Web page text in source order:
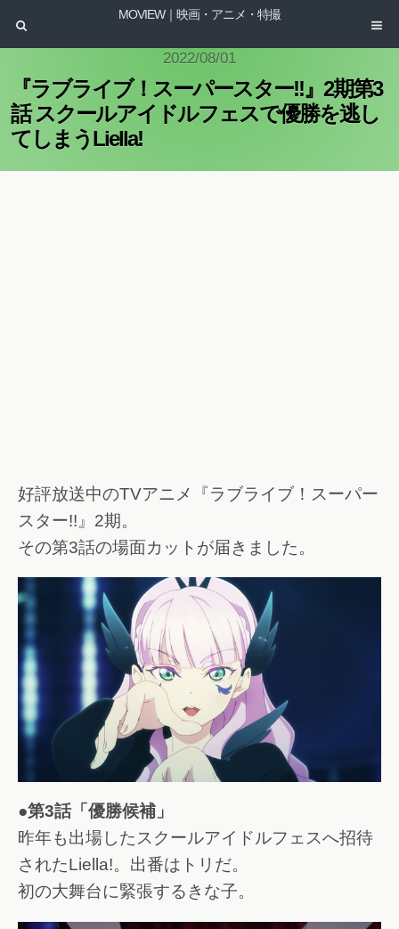
MOVIEW｜映画・アニメ・特撮
2022/08/01
『ラブライブ！スーパースター!!』2期第3
話 スクールアイドルフェスで優勝を逃し
てしまうLiella!
好評放送中のTVアニメ『ラブライブ！スーパー
スター!!』2期。
その第3話の場面カットが届きました。
●第3話「優勝候補」
昨年も出場したスクールアイドルフェスへ招待
されたLiella!。出番はトリだ。
初の大舞台に緊張するきな子。